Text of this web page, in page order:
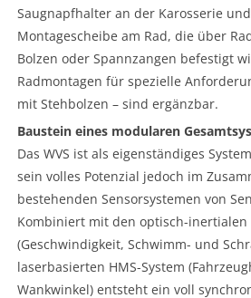
Saugnapfhalter an der Karosserie
Montagescheibe am Rad, die über
Bolzen oder Spannzangen befestigt
Radmontagen für spezielle
mit Stehbolzen – sind ergänzbar.
Baustein eines modularen
Das WVS ist als eigenständiges
sein volles Potenzial jedoch im
bestehenden Sensorsystemen von
Kombiniert mit den optisch-inertialen
(Geschwindigkeit, Schwimm- und
laserbasierten HMS-System
Wankwinkel) entsteht ein voll